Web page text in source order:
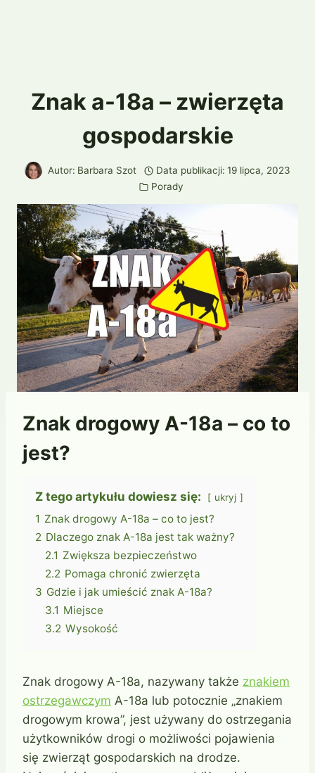
Znak a-18a – zwierzęta
gospodarskie
Autor: Barbara Szot Data publikacji: 19 lipca, 2023
Porady
Znak drogowy A-18a – co to
jest?
Z tego artykułu dowiesz się: ukryj
1 Znak drogowy A-18a – co to jest?
2 Dlaczego znak A-18a jest tak ważny?
2.1 Zwiększa bezpieczeństwo
2.2 Pomaga chronić zwierzęta
3 Gdzie i jak umieścić znak A-18a?
3.1 Miejsce
3.2 Wysokość
Znak drogowy A-18a, nazywany także znakiem
ostrzegawczym A-18a lub potocznie „znakiem
drogowym krowa”, jest używany do ostrzegania
użytkowników drogi o możliwości pojawienia
się zwierząt gospodarskich na drodze.